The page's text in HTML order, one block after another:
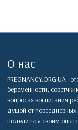
О нас
PREGNANCY.ORG.UA -
беременности,
вопросах воспитания
душой от повседневных
поделиться своим